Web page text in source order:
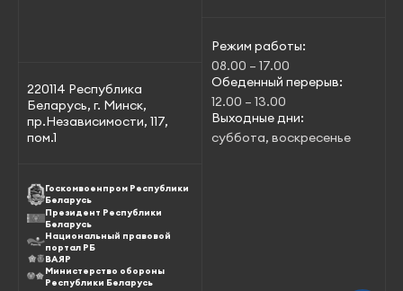
Режим работы:
08.00 – 17.00
Обеденный перерыв:
12.00 – 13.00
Выходные дни:
суббота, воскресенье
Госкомвоенпром Республики
Беларусь
Президент Республики
Беларусь
Национальный правовой
портал РБ
ВАЯР
Министерство обороны
Республики Беларусь
220114 Республика
Беларусь, г. Минск,
пр.Независимости, 117,
пом.1